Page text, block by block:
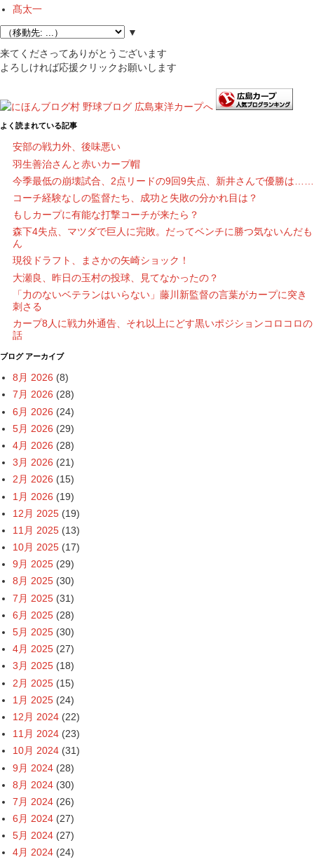
髙太一
▼
来てくださってありがとうございます
よろしければ応援クリックお願いします
よく読まれている記事
安部の戦力外、後味悪い
羽生善治さんと赤いカープ帽
今季最低の崩壊試合、2点リードの9回9失点、新井さんで優勝は……
コーチ経験なしの監督たち、成功と失敗の分かれ目は？
もしカープに有能な打撃コーチが来たら？
森下4失点、マツダで巨人に完敗。だってベンチに勝つ気ないんだも
ん
現役ドラフト、まさかの矢崎ショック！
大瀬良、昨日の玉村の投球、見てなかったの？
「力のないベテランはいらない」藤川新監督の言葉がカープに突き
刺さる
カープ8人に戦力外通告、それ以上にどす黒いポジションコロコロの
話
ブログ アーカイブ
8月 2026 (8)
7月 2026 (28)
6月 2026 (24)
5月 2026 (29)
4月 2026 (28)
3月 2026 (21)
2月 2026 (15)
1月 2026 (19)
12月 2025 (19)
11月 2025 (13)
10月 2025 (17)
9月 2025 (29)
8月 2025 (30)
7月 2025 (31)
6月 2025 (28)
5月 2025 (30)
4月 2025 (27)
3月 2025 (18)
2月 2025 (15)
1月 2025 (24)
12月 2024 (22)
11月 2024 (23)
10月 2024 (31)
9月 2024 (28)
8月 2024 (30)
7月 2024 (26)
6月 2024 (27)
5月 2024 (27)
4月 2024 (24)